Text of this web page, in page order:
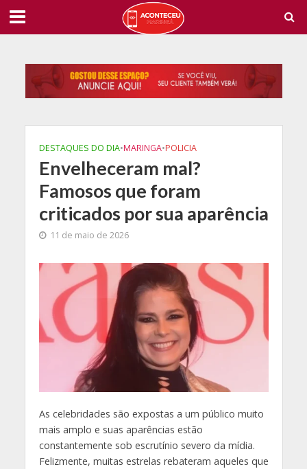
DESTAQUES DO DIA•MARINGA•POLICIA
Envelheceram mal?
Famosos que foram
criticados por sua aparência
11 de maio de 2026
As celebridades são expostas a um público muito
mais amplo e suas aparências estão
constantemente sob escrutínio severo da mídia.
Felizmente, muitas estrelas rebateram aqueles que